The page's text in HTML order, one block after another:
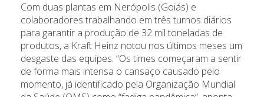
Com duas plantas em Nerópolis (Goiás) e
colaboradores trabalhando em três turnos diários
para garantir a produção de 32 mil toneladas de
produtos, a Kraft Heinz notou nos últimos meses um
desgaste das equipes. “Os times começaram a sentir
de forma mais intensa o cansaço causado pelo
momento, já identificado pela Organização Mundial